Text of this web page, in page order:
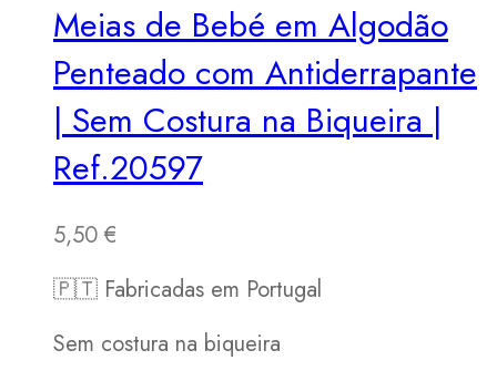
Meias de Bebé em Algodão
Penteado com Antiderrapante
| Sem Costura na Biqueira |
Ref.20597
5,50 €
🇵🇹 Fabricadas em Portugal
Sem costura na biqueira